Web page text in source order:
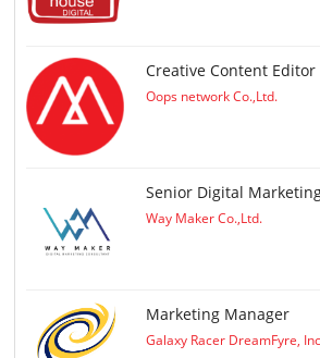
Creative Content Editor
Oops network Co.,Ltd.
Senior Digital
Way Maker Co.,Ltd.
Marketing Manager
Galaxy Racer DreamFyre,